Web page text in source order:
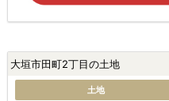
大垣市田町2丁目の土地
土地